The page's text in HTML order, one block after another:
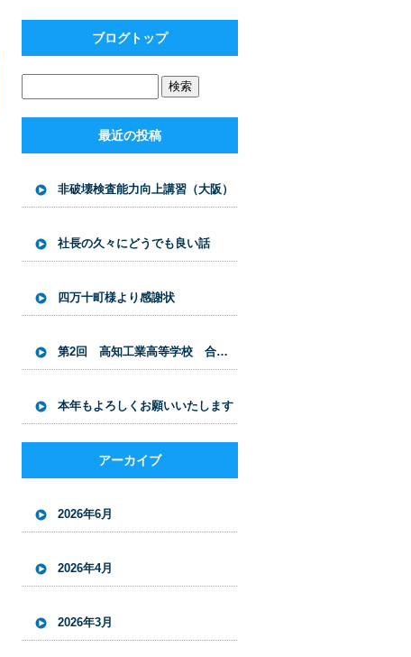
ブログトップ
最近の投稿
非破壊検査能力向上講習（大阪）
社長の久々にどうでも良い話
四万十町様より感謝状
第2回 高知工業高等学校 合同企業説明会開催
本年もよろしくお願いいたします
アーカイブ
2026年6月
2026年4月
2026年3月